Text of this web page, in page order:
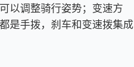
以调整骑行姿势；变速方
是手拨，刹车和变速拨集成